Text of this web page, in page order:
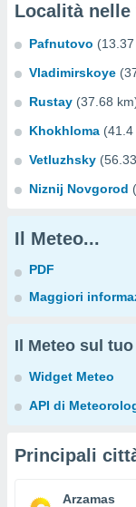
Località nelle
Pafnutovo
Vladimirskoye
Rustay (37.68
Khokhloma (41.4
Vetluzhsky
Niznij Novgorod
Il Meteo...
PDF
Maggiori
Il Meteo sul
Widget Meteo
API di
Principali
Arzamas